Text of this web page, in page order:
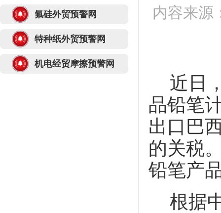
氟硅外贸预警网
特种纸外贸预警网
机电经贸摩擦预警网
内容来源
近日
品铅笔
出口巴
的关税
铅笔产
根据